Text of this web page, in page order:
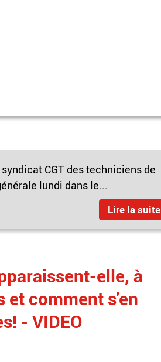
CGT des techniciens de
lundi dans le...
Lire la suite
elle, à
et comment s'en
- VIDEO